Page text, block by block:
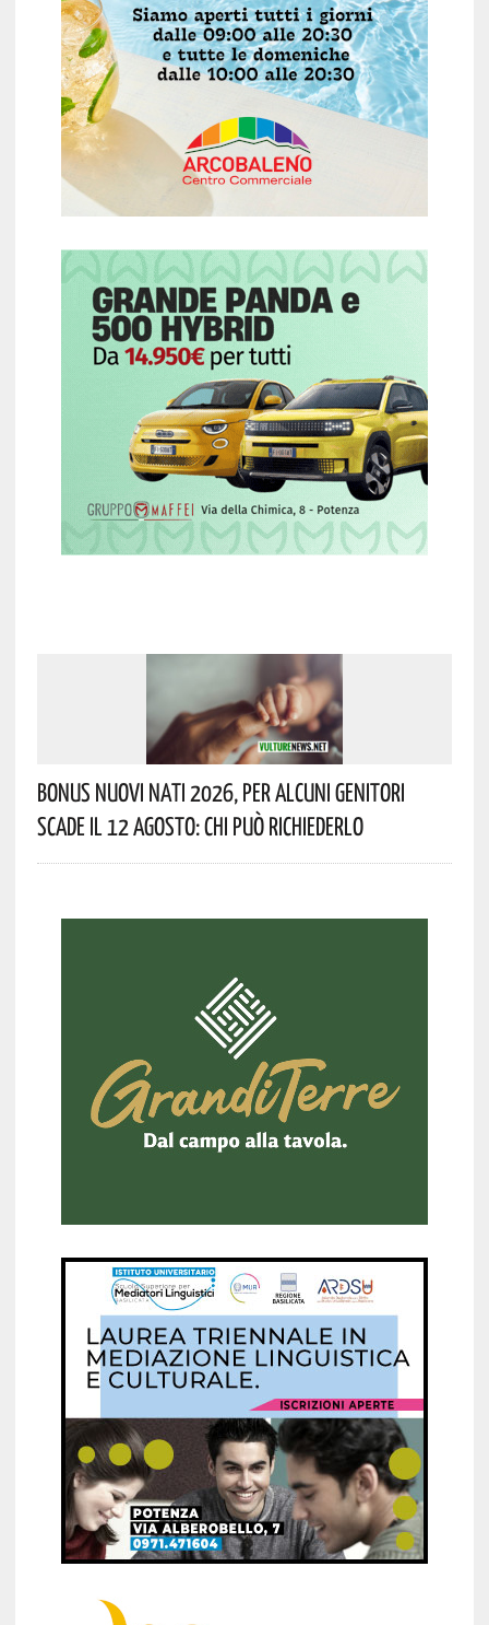
Bonus Nuovi Nati 2026, Per Alcuni Genitori
Scade Il 12 Agosto: Chi Può Richiederlo